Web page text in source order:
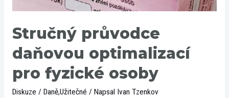
Stručný průvodce
daňovou optimalizací
pro fyzické osoby
Diskuze / Daně,Užitečné / Napsal Ivan Tzenkov